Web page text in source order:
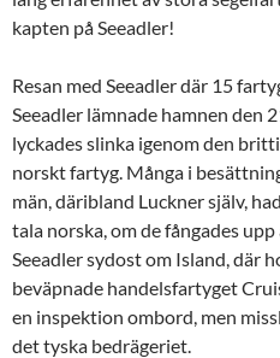
kapten på Seeadler!
Resan med Seeadler där 15
Seeadler lämnade hamnen den
lyckades slinka igenom den
norskt fartyg. Många i
män, däribland Luckner själv,
tala norska, om de fångades
Seeadler sydost om Island, där
beväpnade handelsfartyget
en inspektion ombord, men
det tyska bedrägeriet.